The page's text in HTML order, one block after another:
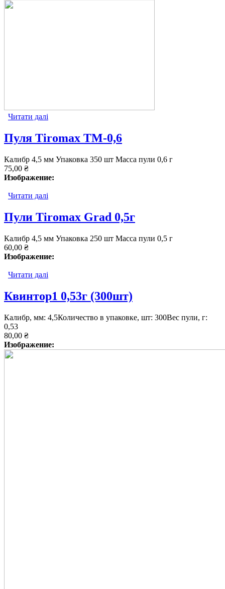
Читати далі
Пуля Tiromax TM-0,6
Калибр 4,5 мм Упаковка 350 шт Масса пули 0,6 г
75,00 ₴
Изображение:
Читати далі
Пули Tiromax Grad 0,5г
Калибр 4,5 мм Упаковка 250 шт Масса пули 0,5 г
60,00 ₴
Изображение:
Читати далі
Квинтор1 0,53г (300шт)
Калибр, мм: 4,5Количество в упаковке, шт: 300Вес пули, г:
0,53
80,00 ₴
Изображение: